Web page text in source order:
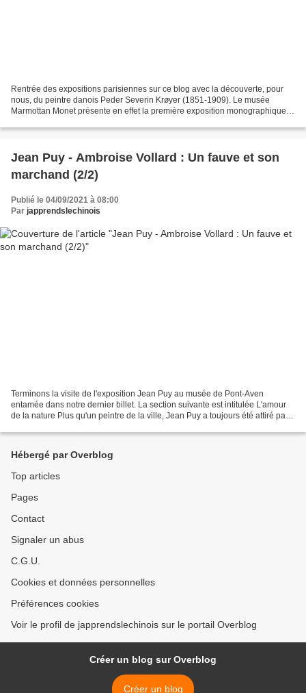
Rentrée des expositions parisiennes sur ce blog avec la découverte, pour
nous, du peintre danois Peder Severin Krøyer (1851-1909). Le musée
Marmottan Monet présente en effet la première exposition monographique
Jean Puy - Ambroise Vollard : Un fauve et son
marchand (2/2)
Publié le 04/09/2021 à 08:00
Par japprendslechinois
Terminons la visite de l'exposition Jean Puy au musée de Pont-Aven
entamée dans notre dernier billet. La section suivante est intitulée L'amour
de la nature Plus qu'un peintre de la ville, Jean Puy a toujours été attiré par
Hébergé par Overblog
Top articles
Pages
Contact
Signaler un abus
C.G.U.
Cookies et données personnelles
Préférences cookies
Voir le profil de japprendslechinois sur le portail Overblog
Créer un blog sur Overblog
Créer un blog